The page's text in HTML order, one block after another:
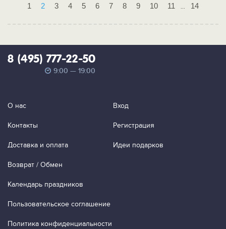
1 2 3 4 5 6 7 8 9 10 11 ... 14
8 (495) 777-22-50
9:00 — 19:00
О нас
Контакты
Доставка и оплата
Возврат / Обмен
Календарь праздников
Пользовательское соглашение
Политика конфиденциальности
Вход
Регистрация
Идеи подарков